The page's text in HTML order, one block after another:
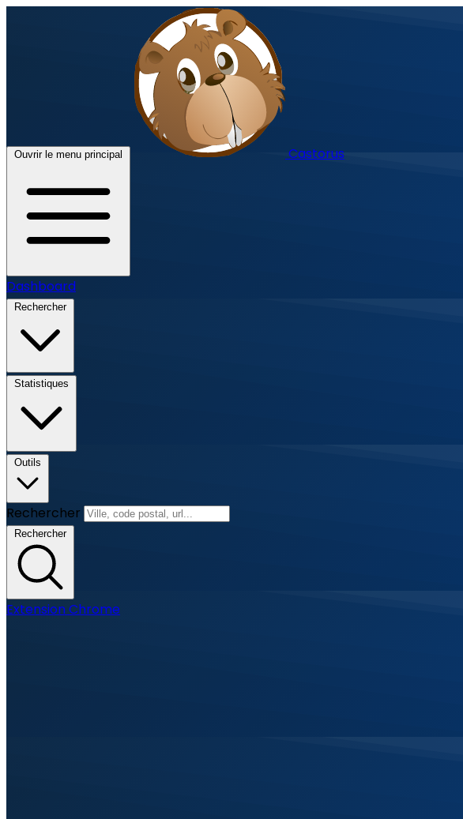
Ouvrir le menu principal Castorus
Dashboard
Rechercher
Statistiques
Outils
Rechercher
Rechercher
Extension Chrome